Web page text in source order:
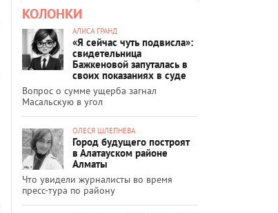
КОЛОНКИ
АЛИСА ГРАНД
«Я сейчас чуть подвисла»:
свидетельница
Бажкеновой запуталась в
своих показаниях в суде
Вопрос о сумме ущерба загнал
Масальскую в угол
ОЛЕСЯ ШЛЕПНЕВА
Город будущего построят
в Алатауском районе
Алматы
Что увидели журналисты во время
пресс-тура по району